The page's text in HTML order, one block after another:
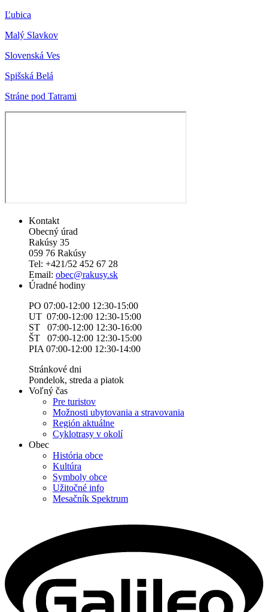
Ľubica
Malý Slavkov
Slovenská Ves
Spišská Belá
Stráne pod Tatrami
Kontakt
Obecný úrad
Rakúsy 35
059 76 Rakúsy
Tel: +421/52 452 67 28
Email: obec@rakusy.sk
Úradné hodiny
PO 07:00-12:00 12:30-15:00
UT 07:00-12:00 12:30-15:00
ST 07:00-12:00 12:30-16:00
ŠT 07:00-12:00 12:30-15:00
PIA 07:00-12:00 12:30-14:00
Stránkové dni
Pondelok, streda a piatok
Voľný čas
Pre turistov
Možnosti ubytovania a stravovania
Región aktuálne
Cyklotrasy v okolí
Obec
História obce
Kultúra
Symboly obce
Užitočné info
Mesačník Spektrum